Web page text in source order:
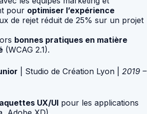
pour optimiser l’expérience
de rejet réduit de 25% sur un projet
bonnes pratiques en matière
(WCAG 2.1).
| Studio de Création Lyon | 2019 –
UX/UI pour les applications